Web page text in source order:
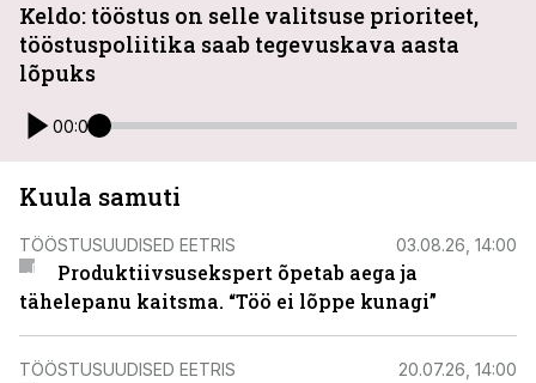
Keldo: tööstus on selle valitsuse prioriteet,
tööstuspoliitika saab tegevuskava aasta
lõpuks
00:00
Kuula samuti
TÖÖSTUSUUDISED EETRIS 03.08.26, 14:00
Produktiivsusekspert õpetab aega ja
tähelepanu kaitsma. “Töö ei lõppe kunagi”
TÖÖSTUSUUDISED EETRIS 20.07.26, 14:00